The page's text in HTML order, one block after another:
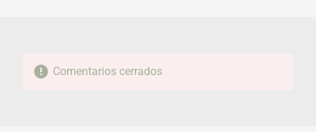
Comentarios cerrados